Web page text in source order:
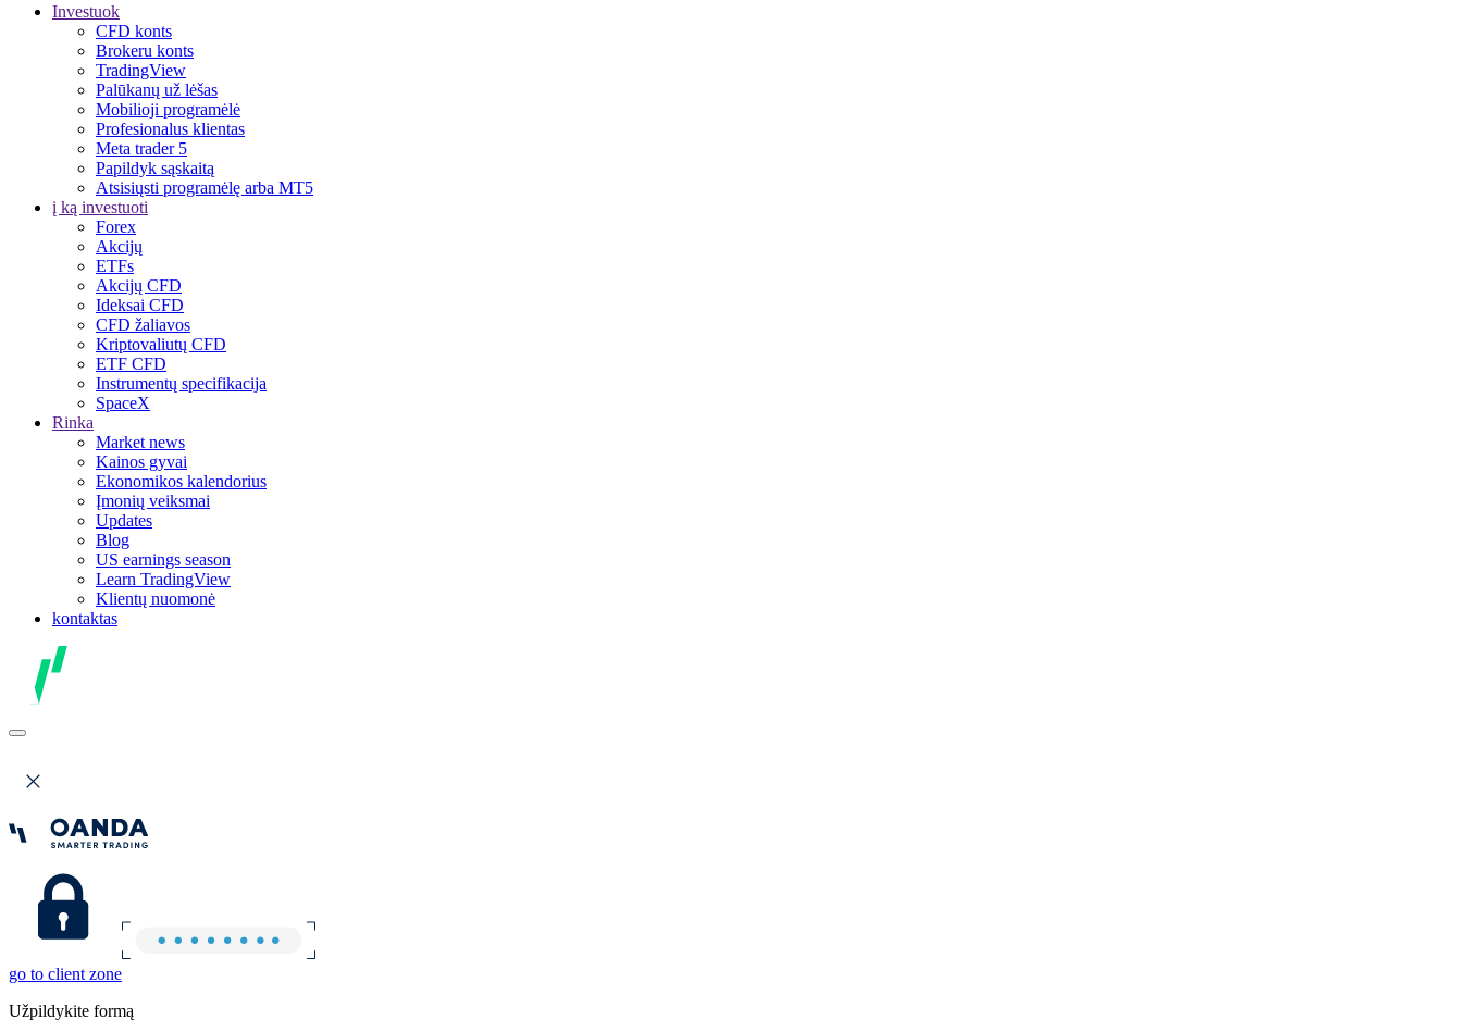
Investuok
CFD konts
Brokeru konts
TradingView
Palūkanų už lėšas
Mobilioji programėlė
Profesionalus klientas
Meta trader 5
Papildyk sąskaitą
Atsisiųsti programėlę arba MT5
į ką investuoti
Forex
Akcijų
ETFs
Akcijų CFD
Ideksai CFD
CFD žaliavos
Kriptovaliutų CFD
ETF CFD
Instrumentų specifikacija
SpaceX
Rinka
Market news
Kainos gyvai
Ekonomikos kalendorius
Įmonių veiksmai
Updates
Blog
US earnings season
Learn TradingView
Klientų nuomonė
kontaktas
go to client zone
Užpildykite formą